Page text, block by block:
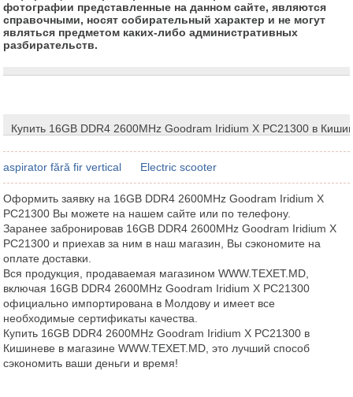
фотографии представленные на данном сайте, являются
справочными, носят собирательный характер и не могут
являться предметом каких-либо административных
разбирательств.
Купить 16GB DDR4 2600MHz Goodram Iridium X PC21300 в
aspirator fără fir vertical Electric scooter
Оформить заявку на 16GB DDR4 2600MHz Goodram Iridium X
PC21300 Вы можете на нашем сайте или по телефону.
Заранее забронировав 16GB DDR4 2600MHz Goodram Iridium X
PC21300 и приехав за ним в наш магазин, Вы сэкономите на
оплате доставки.
Вся продукция, продаваемая магазином WWW.TEXET.MD,
включая 16GB DDR4 2600MHz Goodram Iridium X PC21300
официально импортирована в Молдову и имеет все
необходимые сертификаты качества.
Купить 16GB DDR4 2600MHz Goodram Iridium X PC21300 в
Кишиневе в магазине WWW.TEXET.MD, это лучший способ
сэкономить ваши деньги и время!